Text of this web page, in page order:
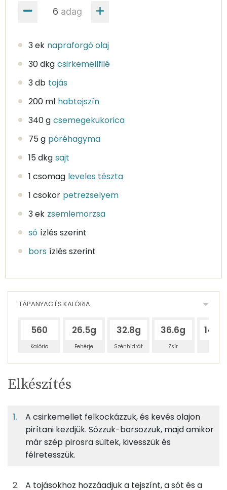
adag
3 ek napraforgó olaj
30 dkg csirkemellfilé
3 db tojás
200 ml habtejszín
340 g csemegekukorica
75 g póréhagyma
15 dkg sajt
1 csomag leveles tészta
1 csokor petrezselyem
3 ek zsemlemorzsa
só ízlés szerint
bors ízlés szerint
TÁPANYAG ÉS KALÓRIA
560
Kalória
26.5g
Fehérje
32.8g
Szénhidrát
36.6g
Zsír
Egy
adagban
11%
Fehérje
14%
Szénhidrát
15%
Zsír
4gnapraforgó olaj
50gcsirkemellfilé
60 kcal
TÁPANYAGTARTALOM
Egy
adagban
6
adagban
100
grammban
11%
TOP ásványi anyagok
Elkészítés
A csirkemellet felkockázzuk, és kevés olajon
pirítani kezdjük. Sózzuk-borsozzuk, majd amikor
már szép pirosra sültek, kivesszük és
félretesszük.
A tojásokhoz hozzáadjuk a tejszínt, a sót és a